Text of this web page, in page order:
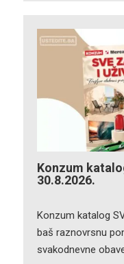
Konzum
30.8.2026.
Konzum katalog
baš raznovrsnu
svakodnevne